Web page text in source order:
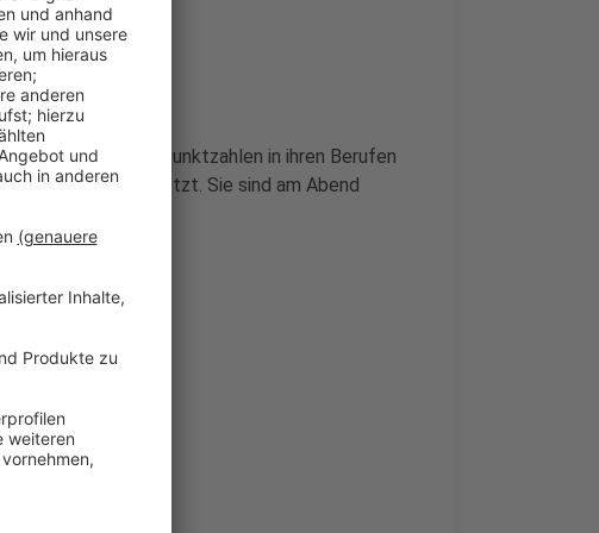
die höchsten Punktzahlen in ihren Berufen
durchgesetzt. Sie sind am Abend